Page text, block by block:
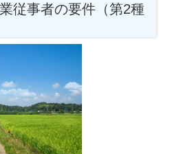
従事者の要件（第2種